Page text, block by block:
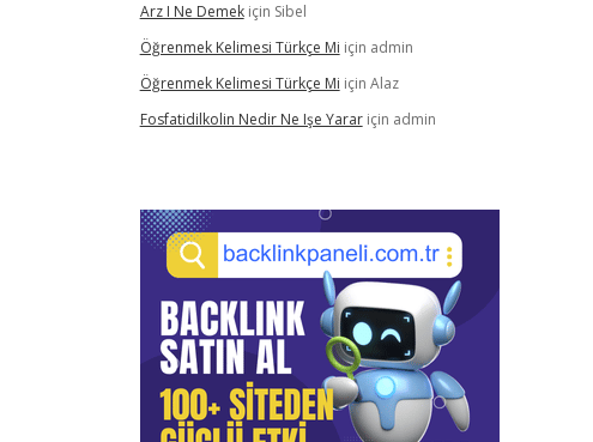
Arz I Ne Demekiçin Sibel
Öğrenmek Kelimesi Türkçe Mi için admin
Öğrenmek Kelimesi Türkçe Mi için Alaz
Fosfatidilkolin Nedir Ne Işe Yarariçin admin